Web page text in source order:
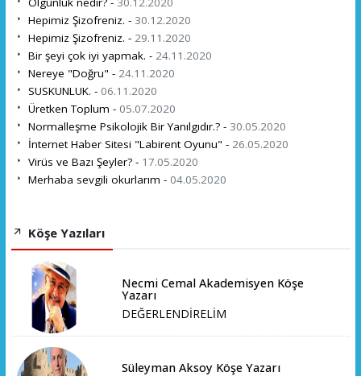
Hepimiz Şizofreniz. - 30.12.2020
Hepimiz Şizofreniz. - 29.11.2020
Bir şeyi çok iyi yapmak. - 24.11.2020
Nereye "Doğru" - 24.11.2020
SUSKUNLUK. - 06.11.2020
Üretken Toplum - 05.07.2020
Normalleşme Psikolojik Bir Yanılgıdır.? - 30.05.2020
İnternet Haber Sitesi "Labirent Oyunu" - 26.05.2020
Virüs ve Bazı Şeyler? - 17.05.2020
Merhaba sevgili okurlarım - 04.05.2020
Köşe Yazıları
Necmi Cemal Akademisyen Köşe
Yazarı
DEĞERLENDİRELİM
Süleyman Aksoy Köşe Yazarı